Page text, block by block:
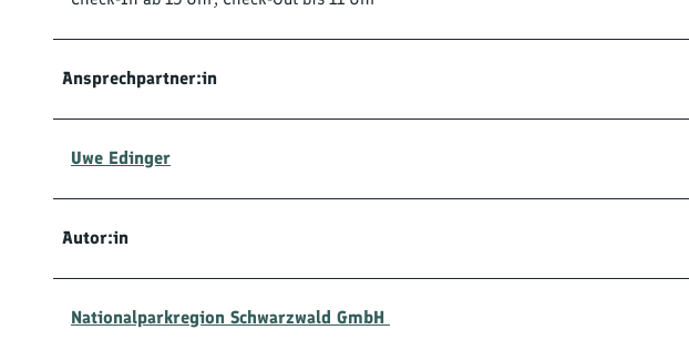
Ansprechpartner:in
Uwe Edinger
Autor:in
Nationalparkregion Schwarzwald GmbH